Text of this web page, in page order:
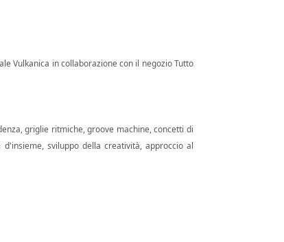
Vulkanica in collaborazione con il negozio Tutto
griglie ritmiche, groove machine, concetti di
sviluppo della creatività, approccio al